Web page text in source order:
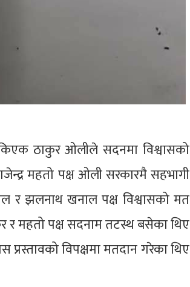
ठाकुर ओलीले सदनमा विश्वासको
महतो पक्ष ओली सरकारमै सहभागी
र झलनाथ खनाल पक्ष विश्वासको मत
र महतो पक्ष सदनाम तटस्थ बसेका थिए
प्रस्तावको विपक्षमा मतदान गरेका थिए